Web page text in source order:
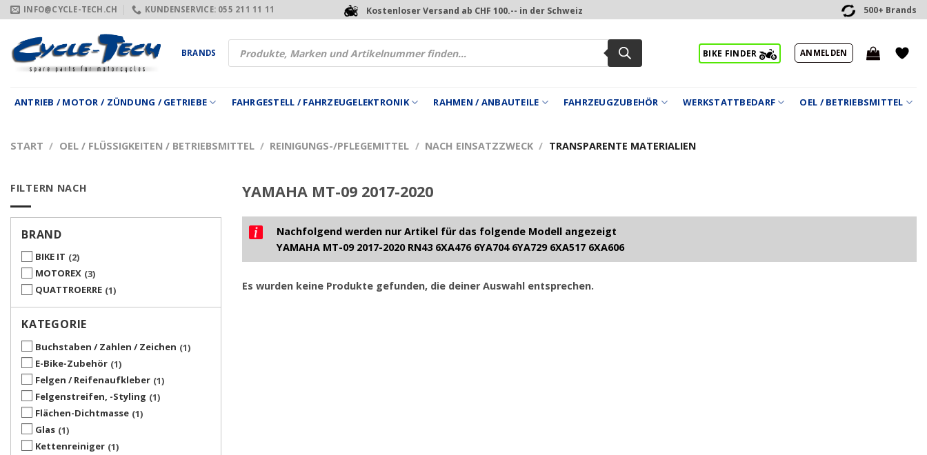
Zum
Inhalt
springen
INFO@CYCLE-TECH.CH KUNDENSERVICE: 055 211 11 11 Kostenloser Versand ab CHF 100.-- in der Schweiz 500+ Brands
BRANDS
Products
search
BIKE FINDER ANMELDEN
ANTRIEB / MOTOR / ZÜNDUNG / GETRIEBE FAHRGESTELL / FAHRZEUGELEKTRONIK RAHMEN / ANBAUTEILE FAHRZEUGZUBEHÖR WERKSTATTBEDARF OEL / BETRIEBSMITTEL
START / OEL / FLÜSSIGKEITEN / BETRIEBSMITTEL / REINIGUNGS-/PFLEGEMITTEL / NACH EINSATZZWECK / TRANSPARENTE MATERIALIEN
FILTERN NACH
BRAND
BIKE IT
2
MOTOREX 3
QUATTROERRE 1
KATEGORIE
Buchstaben / Zahlen / Zeichen 1
E-Bike-Zubehör 1
Felgen / Reifenaufkleber 1
Felgenstreifen, -Styling 1
Flächen-Dichtmasse 1
Glas 1
Kettenreiniger 1
YAMAHA MT-09 2017-2020
Nachfolgend werden nur Artikel für das folgende Modell angezeigt
YAMAHA MT-09 2017-2020 RN43 6XA476 6YA704 6YA729 6XA517 6XA606
Es wurden keine Produkte gefunden, die deiner Auswahl entsprechen.